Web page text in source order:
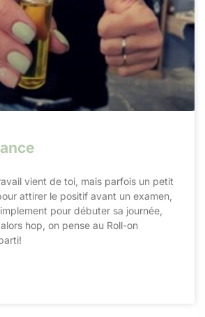
vient de toi, mais parfois un petit
attirer le positif avant un examen,
pour débuter sa journée,
hop, on pense au Roll-on